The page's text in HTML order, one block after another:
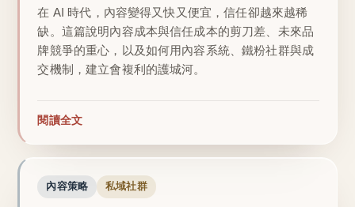
在 AI 時代，內容變得又快又便宜，信任卻越來越稀
缺。這篇說明內容成本與信任成本的剪刀差、未來品
牌競爭的重心，以及如何用內容系統、鐵粉社群與成
交機制，建立會複利的護城河。
閱讀全文
內容策略 私域社群